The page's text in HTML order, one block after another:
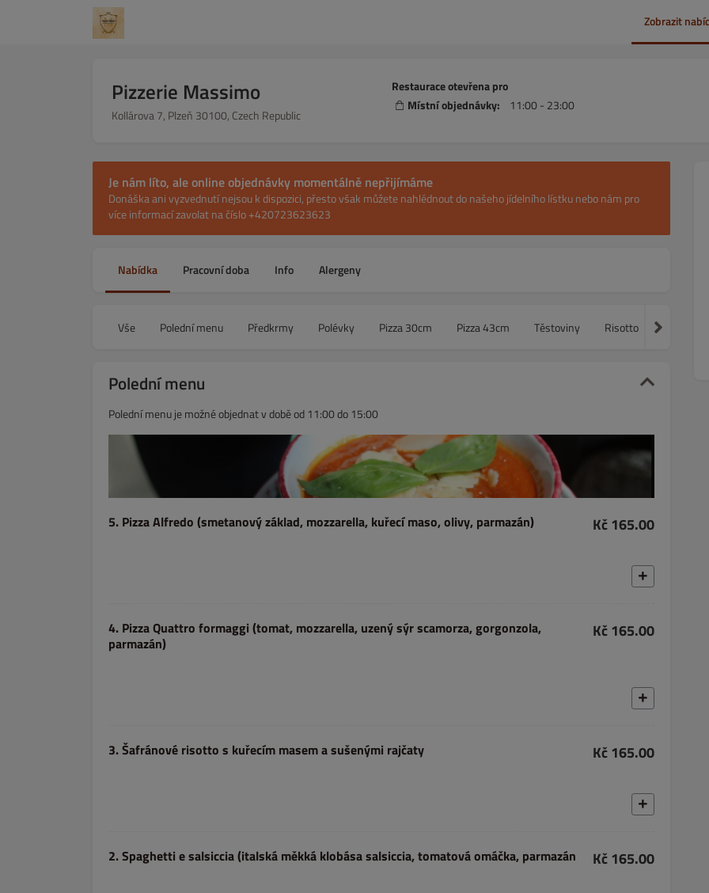
Zobrazit
Pizzerie Massimo
Kollárova 7, Plzeň 30100, Czech Republic
Restaurace otevřena pro
Místní objednávky:
11:00 - 23:00
Je nám líto, ale online objednávky momentálně nepřijímáme
Donáška ani vyzvednutí nejsou k dispozici, přesto však můžete nahlédnout do našeho jídelního lístku nebo nám pro
více informací zavolat na číslo +420723623623
Nabídka Pracovní doba Info Alergeny
Vše Polední menu Předkrmy Polévky Pizza 30cm Pizza 43cm Těstoviny Risotto
Polední menu
Polední menu je možné objednat v době od 11:00 do 15:00
5. Pizza Alfredo (smetanový základ, mozzarella, kuřecí maso, olivy, parmazán) Kč 165.00
4. Pizza Quattro formaggi (tomat, mozzarella, uzený sýr scamorza, gorgonzola,
parmazán)
Kč 165.00
3. Šafránové risotto s kuřecím masem a sušenými rajčaty Kč 165.00
2. Spaghetti e salsiccia (italská měkká klobása salsiccia, tomatová omáčka, parmazán Kč 165.00